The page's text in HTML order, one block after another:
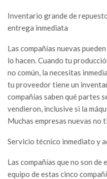
Inventario grande de
entrega inmediata
Las compañías nuevas
lo hacen. Cuando tu
no común, la necesitas
tu proveedor tiene un
compañías saben qué partes
vendieron, inclusive si la
Muchas empresas nuevas no
Servicio técnico inmediato y
Las compañías que no son de
equipo de estas cinco